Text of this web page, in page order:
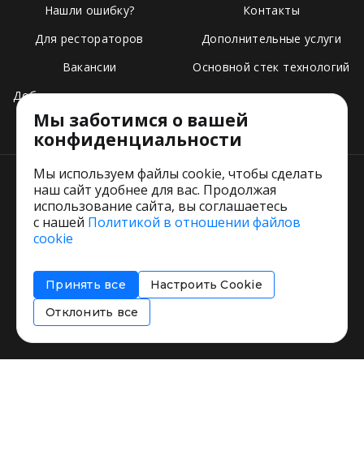
Нашли ошибку?
Для рестораторов
Вакансии
Добавить свое заведение
Тарифы
Контакты
Дополнительные услуги
Основной стек технологий
Пользовательское соглашение
Соглашение об информировании
Политика использования cookies
Мы заботимся о вашей
конфиденциальности
Мы используем файлы cookie, чтобы сделать
наш сайт удобнее для вас. Продолжая
использование сайта, вы соглашаетесь
с нашей Политикой в отношении файлов
cookie
Принять все
Настроить Cookie
Отклонить все